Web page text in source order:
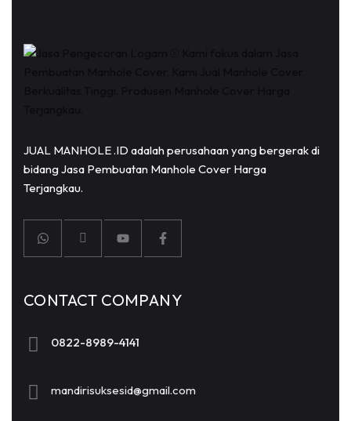
JUAL MANHOLE .ID adalah perusahaan yang bergerak di
bidang Jasa Pembuatan Manhole Cover Harga
Terjangkau.
CONTACT COMPANY
0822-8989-4141
mandirisuksesid@gmail.com